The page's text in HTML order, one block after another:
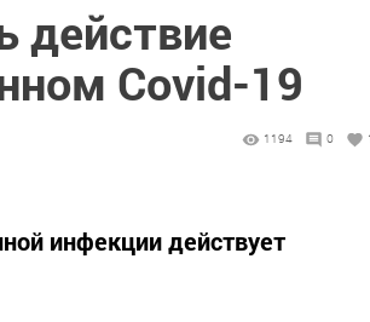
действие
Covid-19
1194 0
инфекции действует